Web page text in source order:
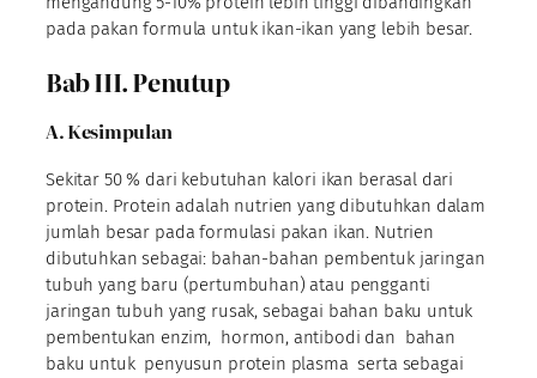
pada pakan formula untuk ikan-ikan yang lebih besar.
Bab III. Penutup
A. Kesimpulan
Sekitar 50 % dari kebutuhan kalori ikan berasal dari
protein. Protein adalah nutrien yang dibutuhkan dalam
jumlah besar pada formulasi pakan ikan. Nutrien
dibutuhkan sebagai: bahan-bahan pembentuk jaringan
tubuh yang baru (pertumbuhan) atau pengganti
jaringan tubuh yang rusak, sebagai bahan baku untuk
pembentukan enzim, hormon, antibodi dan bahan
baku untuk penyusun protein plasma serta sebagai